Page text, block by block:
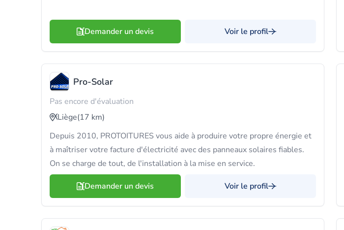
Demander un devis Voir le profil
Pro-Solar
Pas encore d'évaluation
Liège(17 km)
Depuis 2010, PROTOITURES vous aide à produire votre propre énergie et
à maîtriser votre facture d'électricité avec des panneaux solaires fiables.
On se charge de tout, de l'installation à la mise en service.
Demander un devis Voir le profil